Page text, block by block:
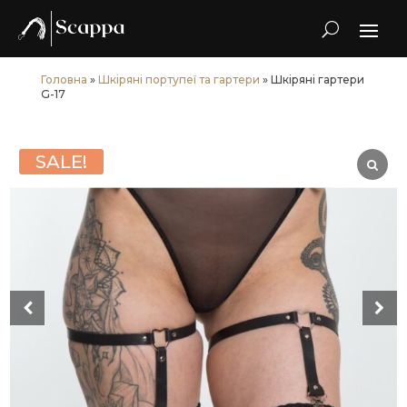
Головна » Шкіряні портупеї та гартери » Шкіряні гартери
G-17
SALE!